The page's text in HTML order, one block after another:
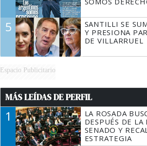
5
SANTILLI SE
Y PRESIONA
DE VILLARRUEL
Espacio Publicitario
MÁS LEÍDAS DE PERFIL
1
LA ROSADA
DESPUÉS DE LA
SENADO Y
ESTRATEGIA